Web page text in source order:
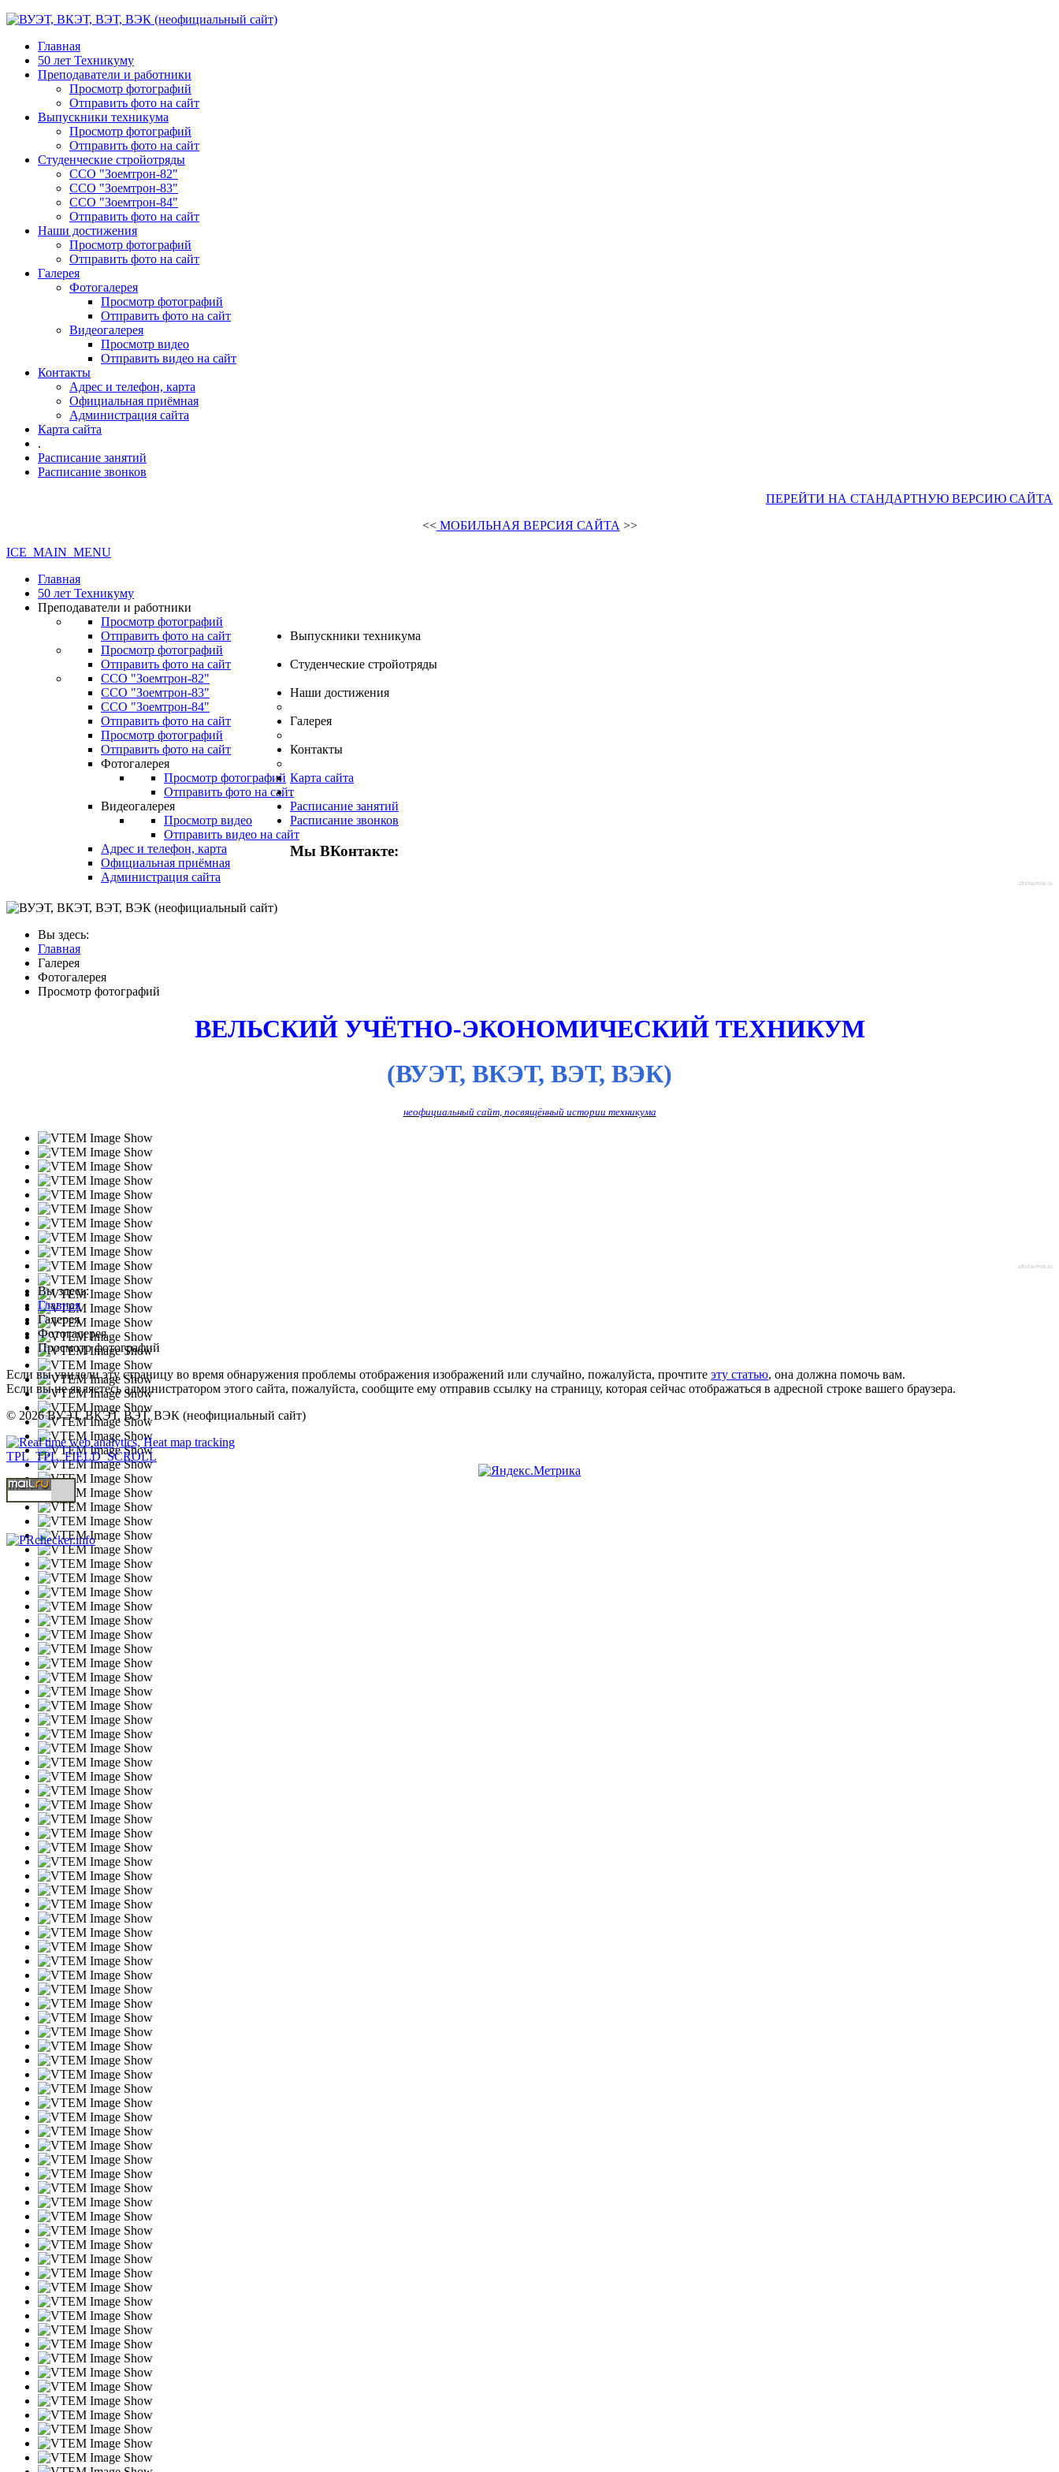
Главная
50 лет Техникуму
Преподаватели и работники
Просмотр фотографий
Отправить фото на сайт
Выпускники техникума
Просмотр фотографий
Отправить фото на сайт
Студенческие стройотряды
ССО "Зоемтрон-82"
ССО "Зоемтрон-83"
ССО "Зоемтрон-84"
Отправить фото на сайт
Наши достижения
Просмотр фотографий
Отправить фото на сайт
Галерея
Фотогалерея
Просмотр фотографий
Отправить фото на сайт
Видеогалерея
Просмотр видео
Отправить видео на сайт
Контакты
Адрес и телефон, карта
Официальная приёмная
Администрация сайта
Карта сайта
.
Расписание занятий
Расписание звонков
ПЕРЕЙТИ НА СТАНДАРТНУЮ ВЕРСИЮ САЙТА
<<МОБИЛЬНАЯ ВЕРСИЯ САЙТА >>
ICE_MAIN_MENU
Главная
50 лет Техникуму
Преподаватели и работники
Просмотр фотографий
Отправить фото на сайт
Выпускники техникума
Просмотр фотографий
Отправить фото на сайт
Студенческие стройотряды
ССО "Зоемтрон-82"
ССО "Зоемтрон-83"
ССО "Зоемтрон-84"
Отправить фото на сайт
Наши достижения
Просмотр фотографий
Отправить фото на сайт
Галерея
Фотогалерея
Просмотр фотографий
Отправить фото на сайт
Видеогалерея
Просмотр видео
Отправить видео на сайт
Контакты
Адрес и телефон, карта
Официальная приёмная
Администрация сайта
Карта сайта
.
Расписание занятий
Расписание звонков
Мы ВКонтакте:
afisha-msk.ru
Вы здесь:
Главная
Галерея
Фотогалерея
Просмотр фотографий
ВЕЛЬСКИЙ УЧЁТНО-ЭКОНОМИЧЕСКИЙ ТЕХНИКУМ
(ВУЭТ, ВКЭТ, ВЭТ, ВЭК)
неофициальный сайт, посвящённый истории техникума
afisha-msk.ru
Вы здесь:
Главная
Галерея
Фотогалерея
Просмотр фотографий
Если вы увидели эту страницу во время обнаружения проблемы отображения изображений или случайно, пожалуйста, прочтите эту статью, она должна помочь вам.
Если вы не являетесь администратором этого сайта, пожалуйста, сообщите ему отправив ссылку на страницу, которая сейчас отображаться в адресной строке вашего браузера.
© 2026 ВУЭТ, ВКЭТ, ВЭТ, ВЭК (неофициальный сайт)
TPL_TPL_FIELD_SCROLL